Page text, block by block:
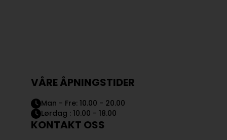
VÅRE ÅPNINGSTIDER
Man - Fre: 10.00 - 20.00
Lørdag : 10.00 - 18.00
KONTAKT OSS